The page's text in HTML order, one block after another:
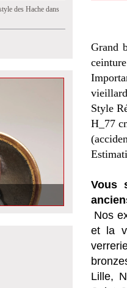
des Hache dans
Grand
Style
H_77
Vous
Nos
et la
Lille,